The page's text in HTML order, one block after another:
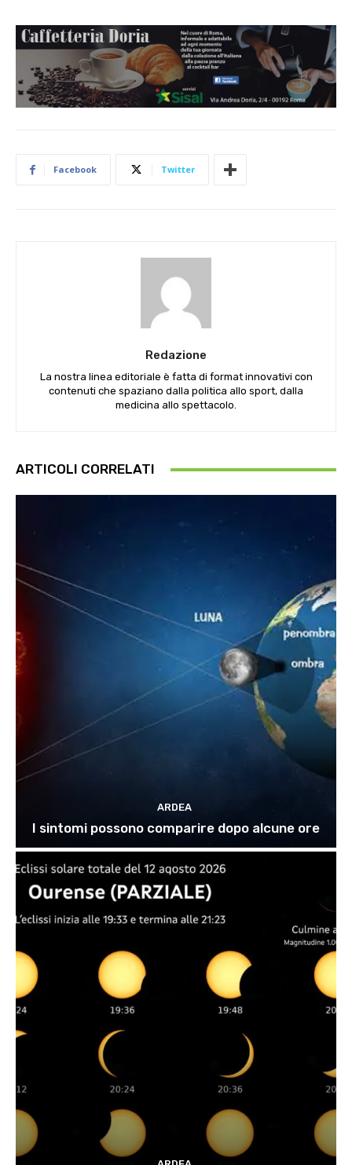
Facebook Twitter
Redazione
La nostra linea editoriale è fatta di format innovativi con
contenuti che spaziano dalla politica allo sport, dalla
medicina allo spettacolo.
ARTICOLI CORRELATI
ARDEA
I sintomi possono comparire dopo alcune ore